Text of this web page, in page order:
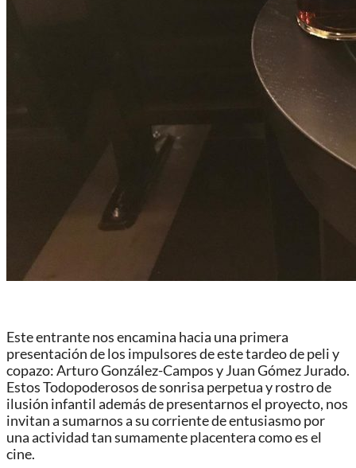
Este entrante nos encamina hacia una primera
presentación de los impulsores de este tardeo de peli y
copazo: Arturo González-Campos y Juan Gómez Jurado.
Estos Todopoderosos de sonrisa perpetua y rostro de
ilusión infantil además de presentarnos el proyecto, nos
invitan a sumarnos a su corriente de entusiasmo por
una actividad tan sumamente placentera como es el
cine.